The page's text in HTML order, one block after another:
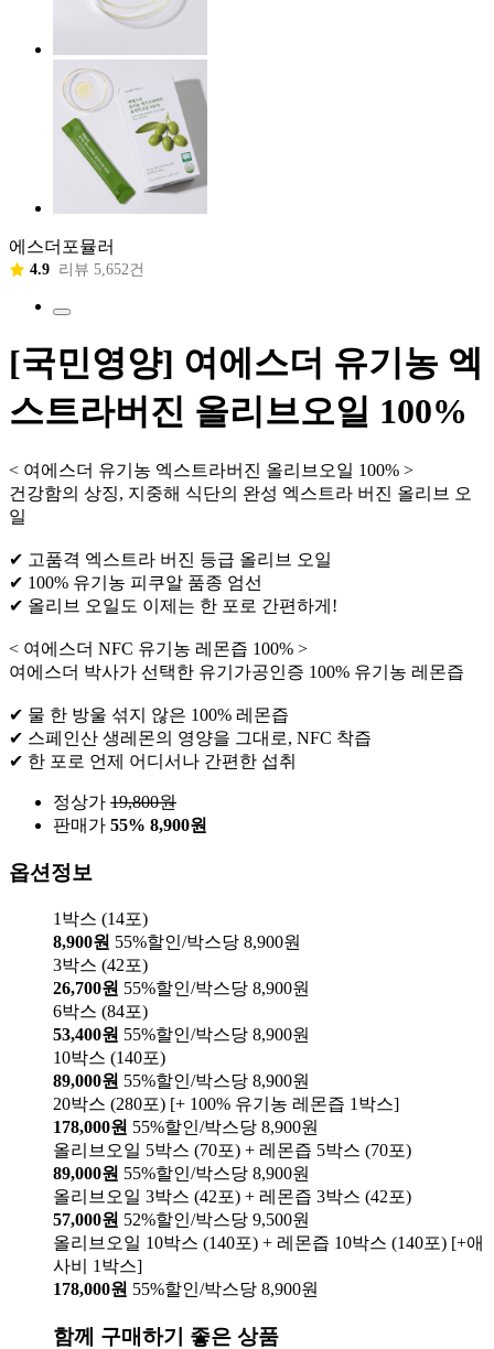
에스더포뮬러
4.9 리뷰 5,652건
[국민영양] 여에스더 유기농 엑
스트라버진 올리브오일 100%
< 여에스더 유기농 엑스트라버진 올리브오일 100% >
건강함의 상징, 지중해 식단의 완성 엑스트라 버진 올리브 오
일
✔ 고품격 엑스트라 버진 등급 올리브 오일
✔ 100% 유기농 피쿠알 품종 엄선
✔ 올리브 오일도 이제는 한 포로 간편하게!
< 여에스더 NFC 유기농 레몬즙 100% >
여에스더 박사가 선택한 유기가공인증 100% 유기농 레몬즙
✔ 물 한 방울 섞지 않은 100% 레몬즙
✔ 스페인산 생레몬의 영양을 그대로, NFC 착즙
✔ 한 포로 언제 어디서나 간편한 섭취
정상가 19,800원
판매가 55% 8,900원
옵션정보
1박스 (14포)
8,900원 55%할인/박스당 8,900원
3박스 (42포)
26,700원 55%할인/박스당 8,900원
6박스 (84포)
53,400원 55%할인/박스당 8,900원
10박스 (140포)
89,000원 55%할인/박스당 8,900원
20박스 (280포) [+ 100% 유기농 레몬즙 1박스]
178,000원 55%할인/박스당 8,900원
올리브오일 5박스 (70포) + 레몬즙 5박스 (70포)
89,000원 55%할인/박스당 8,900원
올리브오일 3박스 (42포) + 레몬즙 3박스 (42포)
57,000원 52%할인/박스당 9,500원
올리브오일 10박스 (140포) + 레몬즙 10박스 (140포) [+애
사비 1박스]
178,000원 55%할인/박스당 8,900원
함께 구매하기 좋은 상품